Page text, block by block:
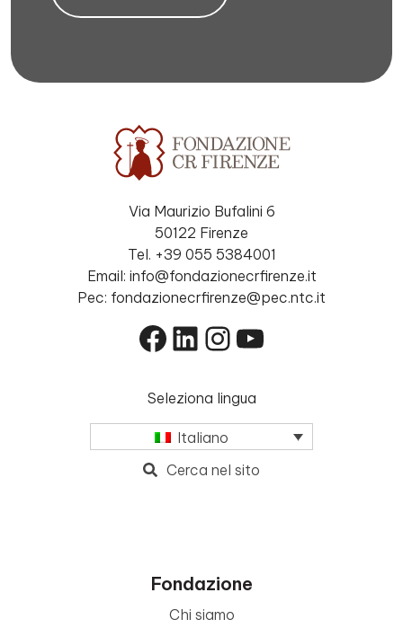
Via Maurizio Bufalini 6
50122 Firenze
Tel. +39 055 5384001
Email: info@fondazionecrfirenze.it
Pec: fondazionecrfirenze@pec.ntc.it
Facebook
LinkedIn
Instagram
YouTube
Seleziona lingua
Italiano
Cerca nel sito
Fondazione
Chi siamo